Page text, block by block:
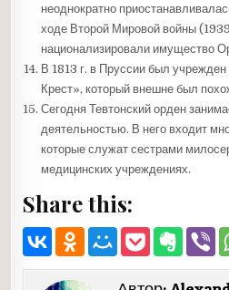
неоднократно
ходе Второй Мировой войны
национализировали имущество
В 1813 г. в Пруссии был
Крест», который внешне был
Сегодня Тевтонский орден
деятельностью. В него входит
которые служат сестрами
медицинских учреждениях.
Share this: